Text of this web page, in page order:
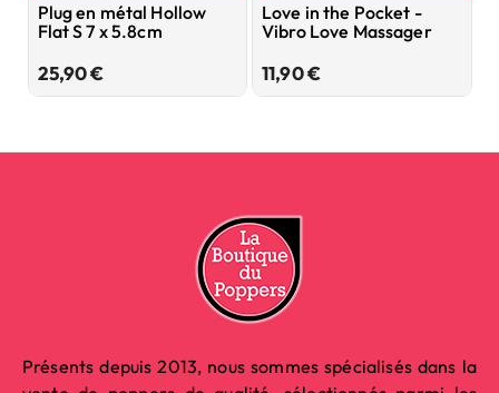
Plug en métal Hollow
Flat S 7 x 5.8cm
25,90 €Prix
Love in the Pocket -
Vibro Love Massager
11,90 €Prix
Présents depuis 2013, nous sommes spécialisés dans la